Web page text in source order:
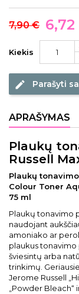
7,90 €
Kiekis
edit Parašyti
APRAŠYMAS
Plaukų
Russell
Plaukų
Colour Toner
75 ml
Plaukų tonavimo
naudojant
amoniako ar
plaukus
šviesintų arba
trinkimų.
Jerome Russell
„Powder